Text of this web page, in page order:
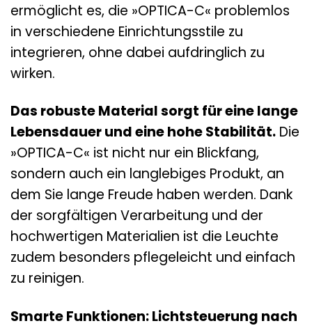
ermöglicht es, die »OPTICA-C« problemlos
in verschiedene Einrichtungsstile zu
integrieren, ohne dabei aufdringlich zu
wirken.
Das robuste Material sorgt für eine lange
Lebensdauer und eine hohe Stabilität. Die
»OPTICA-C« ist nicht nur ein Blickfang,
sondern auch ein langlebiges Produkt, an
dem Sie lange Freude haben werden. Dank
der sorgfältigen Verarbeitung und der
hochwertigen Materialien ist die Leuchte
zudem besonders pflegeleicht und einfach
zu reinigen.
Smarte Funktionen: Lichtsteuerung nach